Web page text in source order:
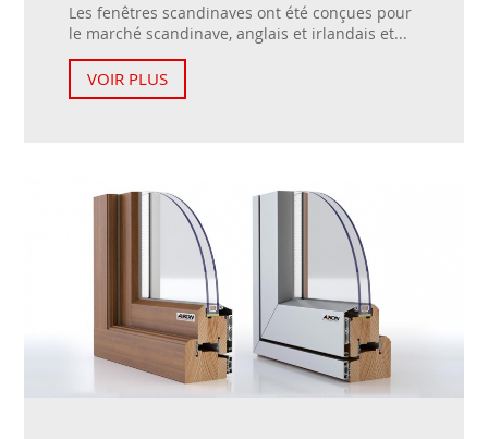
Les fenêtres scandinaves ont été conçues pour
le marché scandinave, anglais et irlandais et...
VOIR PLUS